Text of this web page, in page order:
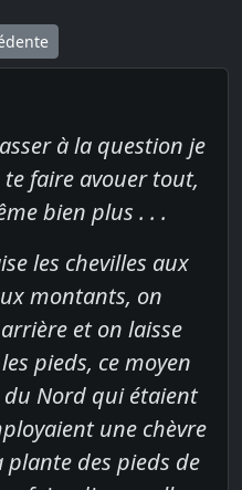
à la question je
faire avouer tout,
bien plus . . .
les chevilles aux
montants, on
et on laisse
pieds, ce moyen
Nord qui étaient
une chèvre
des pieds de